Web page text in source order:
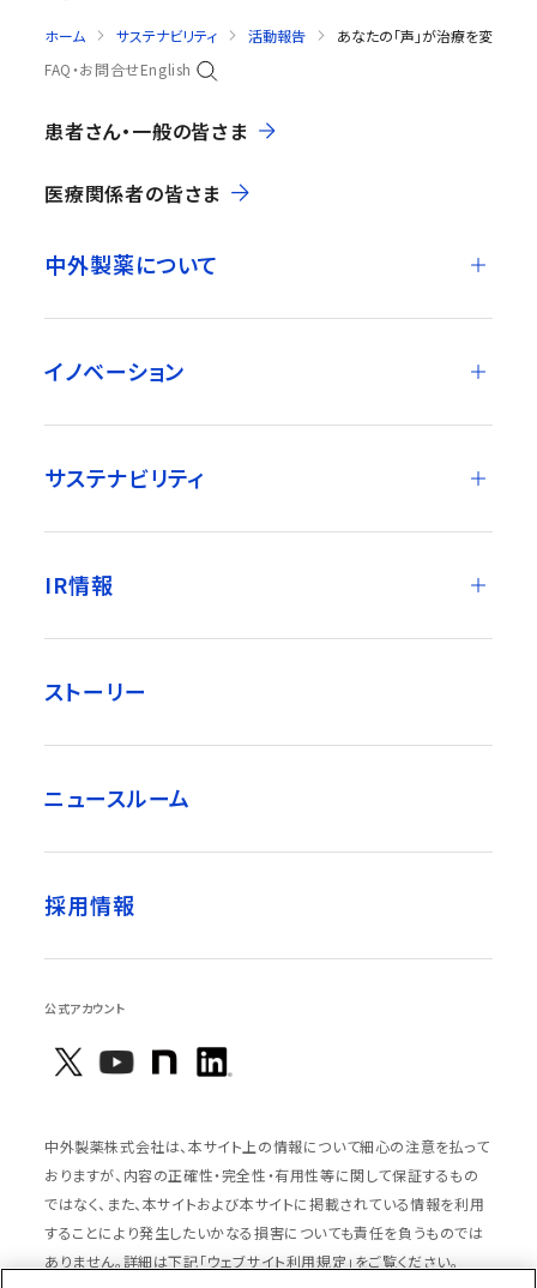
ホーム サステナビリティ 活動報告
あなたの「声」が治療を変え
FAQ・お問合せEnglish
患者さん・一般の皆さま
医療関係者の皆さま
中外製薬について
イノベーション
サステナビリティ
IR情報
ストーリー
ニュースルーム
採用情報
公式アカウント
中外製薬株式会社は、本サイト上の情報について細心の注意を払って
おりますが、内容の正確性・完全性・有用性等に関して保証するもの
ではなく、また、本サイトおよび本サイトに掲載されている情報を利用
することにより発生したいかなる損害についても責任を負うものでは
ありません。詳細は下記「ウェブサイト利用規定」をご覧ください。